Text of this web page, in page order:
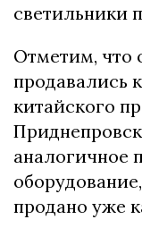
светильники
Отметим, что
продавались
китайского
аналогичное
продано уже